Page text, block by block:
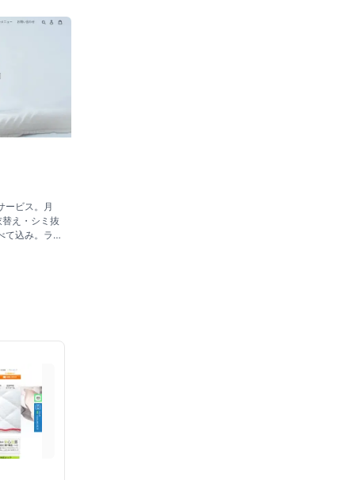
ービス。月
え・シミ抜
て込み。ラ
コースを用